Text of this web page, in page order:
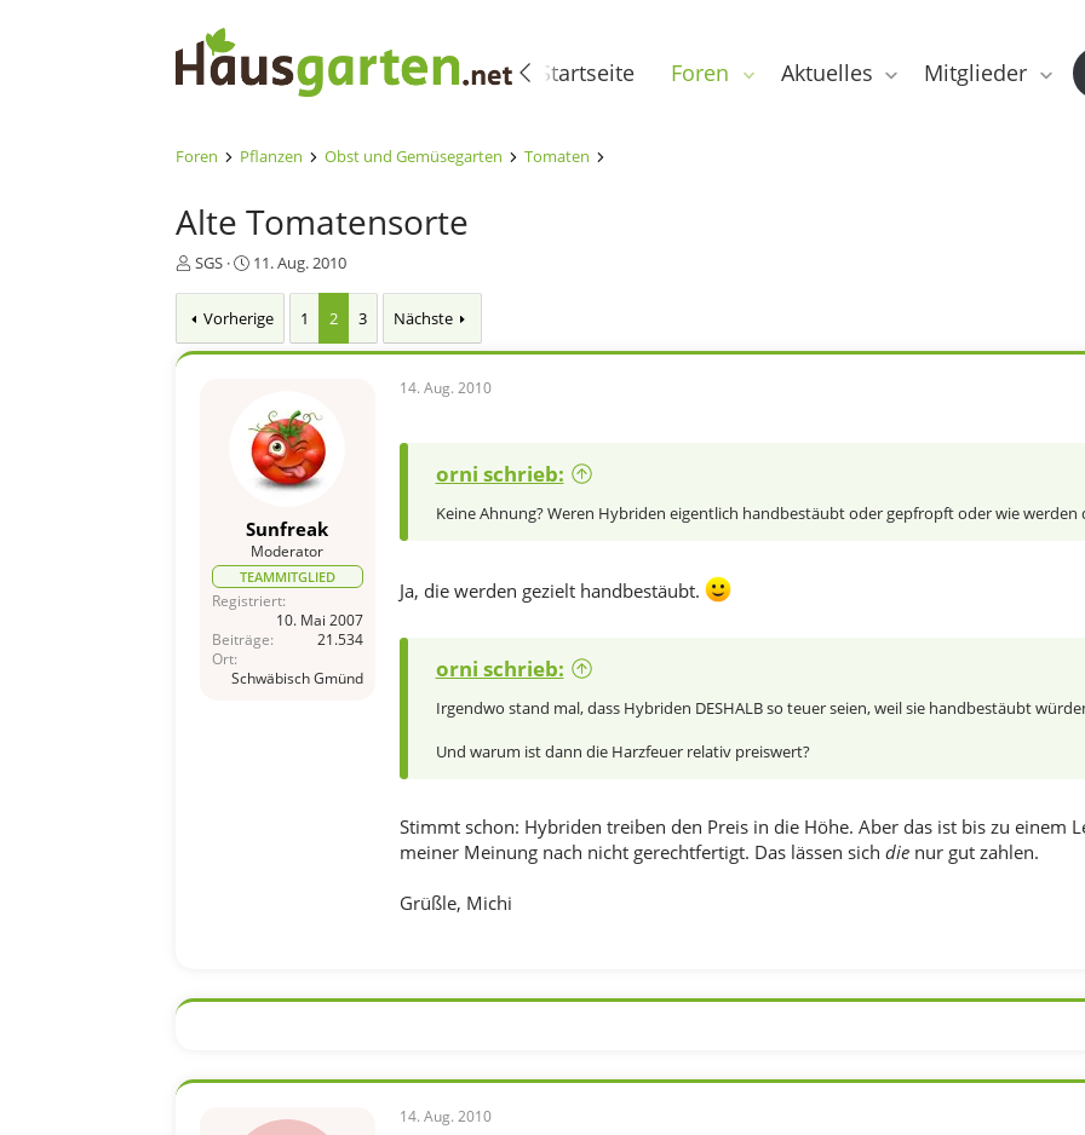
Startseite Foren Aktuelles Mitglieder
Foren Pflanzen Obst und Gemüsegarten Tomaten
Alte Tomatensorte
E
t
e
SGS
E
t
e
a
m
11. Aug. 2010
Vorherige 1 2 3 Nächste
Sunfreak
Moderator
TEAMMITGLIED
Registriert
10. Mai 2007
Beiträge
21.534
Ort
Schwäbisch Gmünd
14. Aug. 2010
orni schrieb:
Keine Ahnung? Weren Hybriden eigentlich handbestäubt oder gepfropft oder wie werden
Ja, die werden gezielt handbestäubt.
orni schrieb:
Irgendwo stand mal, dass Hybriden DESHALB so teuer seien, weil sie handbestäubt
Und warum ist dann die Harzfeuer relativ preiswert?
Stimmt schon: Hybriden treiben den Preis in die Höhe. Aber das ist bis zu einem
meiner Meinung nach nicht gerechtfertigt. Das lässen sich dienur gut zahlen.
Grüßle, Michi
14. Aug. 2010